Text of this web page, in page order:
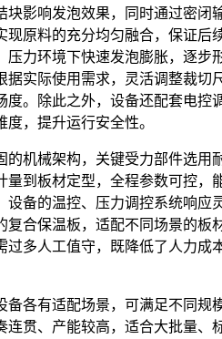
影响发泡效果，同时通过密闭
原料的充分均匀融合，保证后
力环境下快速发泡膨胀，逐步
实际使用需求，灵活调整裁切
。除此之外，设备还配套电控
，提升运行安全性。
机械架构，关键受力部件选用
到板材定型，全程参数可控，
备的温控、压力调控系统响应
合保温板，适配不同场景的板
多人工值守，既降低了人力成
各有适配场景，可满足不同规
贯、产能较高，适合大批量、